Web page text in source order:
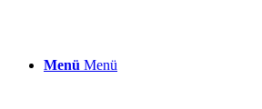
Menü Menü